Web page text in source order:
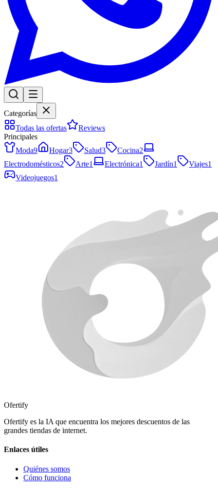
Categorías
Todas las ofertas
Reviews
Principales
Moda9 Hogar3 Salud3 Cocina2
Electrodomésticos2 Arte1 Electrónica1 Jardín1 Viajes1
Videojuegos1
Ofertify
Ofertify es la IA que encuentra los mejores descuentos de las
grandes tiendas de internet.
Enlaces útiles
Quiénes somos
Cómo funciona